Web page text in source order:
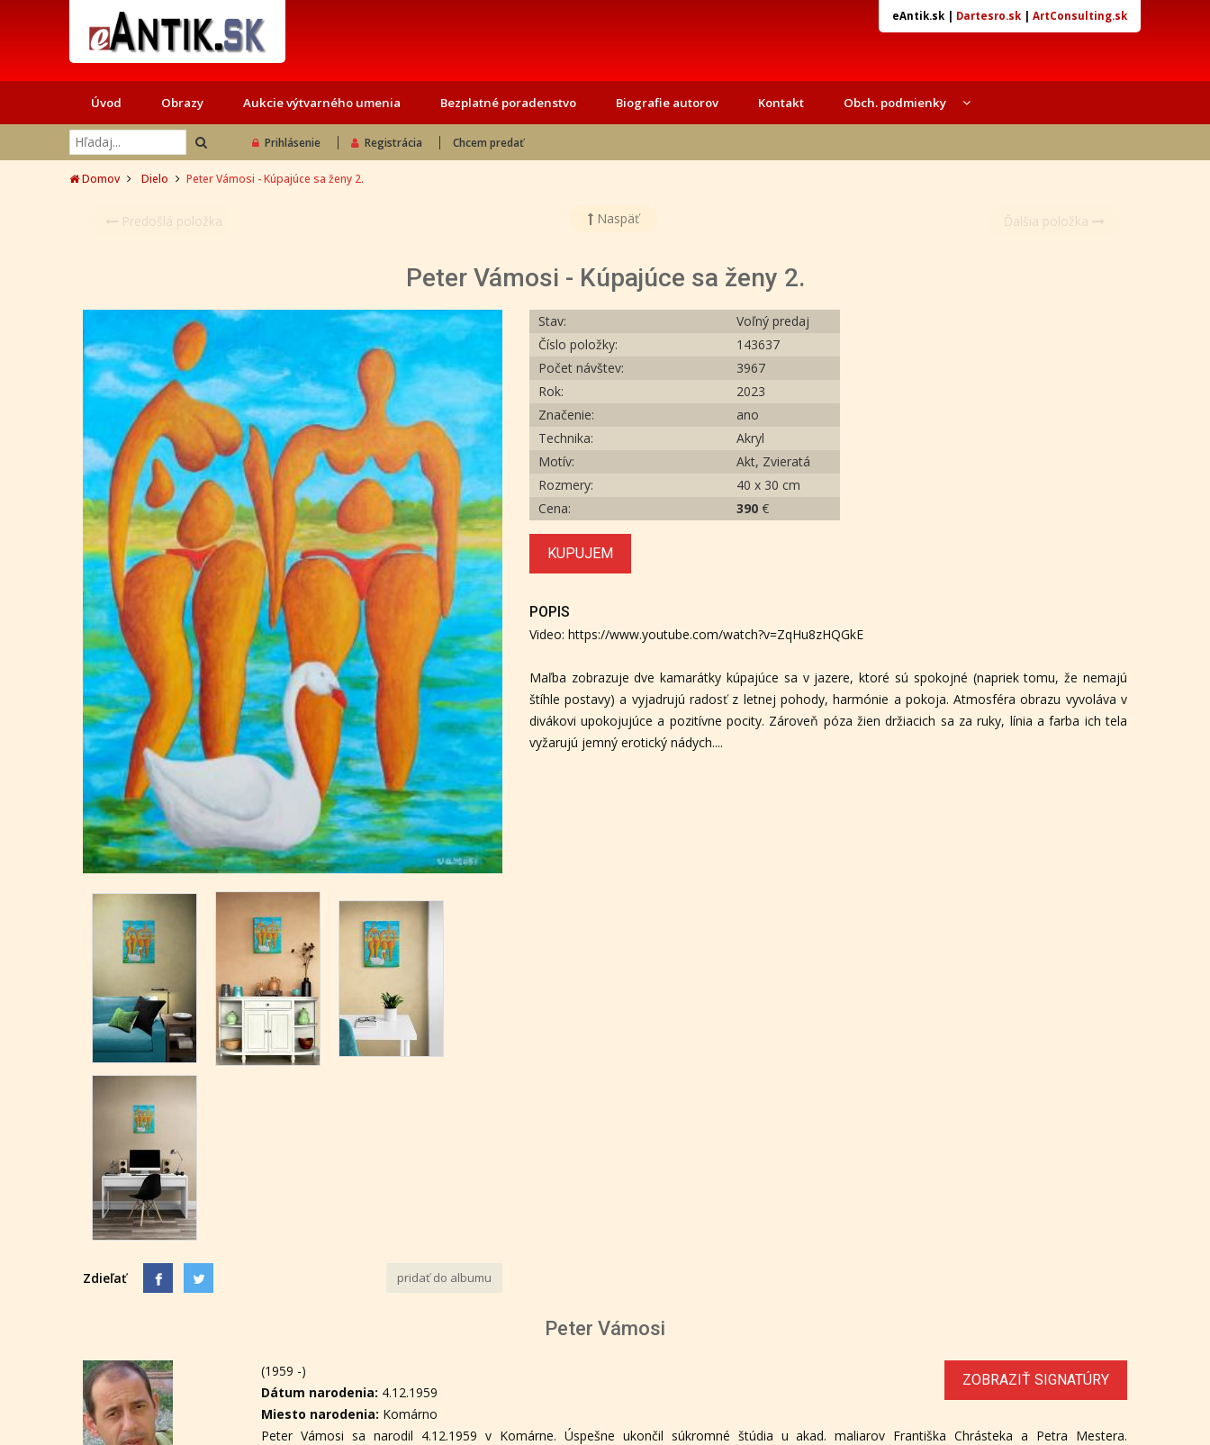
eAntik.sk| Dartesro.sk| ArtConsulting.sk
Úvod Obrazy Aukcie výtvarného umenia Bezplatné poradenstvo Biografie autorov Kontakt Obch. podmienky
Prihlásenie Registrácia Chcem predať
Domov Dielo Peter Vámosi - Kúpajúce sa ženy 2.
Predošlá položka Naspäť Ďalšia položka
Peter Vámosi - Kúpajúce sa ženy 2.
Zdieľať pridať do albumu
Stav:
Voľný predaj
Číslo položky:
143637
Počet návštev:
3967
Rok:
2023
Značenie:
ano
Technika:
Akryl
Motív:
Akt, Zvieratá
Rozmery:
40 x 30 cm
Cena:
390 €
KUPUJEM
POPIS
Video: https://www.youtube.com/watch?v=ZqHu8zHQGkE
Maľba zobrazuje dve kamarátky kúpajúce sa v jazere, ktoré sú spokojné (napriek tomu, že nemajú
štíhle postavy) a vyjadrujú radosť z letnej pohody, harmónie a pokoja. Atmosféra obrazu vyvoláva v
divákovi upokojujúce a pozitívne pocity. Zároveň póza žien držiacich sa za ruky, línia a farba ich tela
vyžarujú jemný erotický nádych....
Peter Vámosi
ZOBRAZIŤ SIGNATÚRY
(1959 -)
Dátum narodenia: 4.12.1959
Miesto narodenia: Komárno
Peter Vámosi sa narodil 4.12.1959 v Komárne. Úspešne ukončil súkromné štúdia u akad. maliarov Františka Chrásteka a Petra Mestera.